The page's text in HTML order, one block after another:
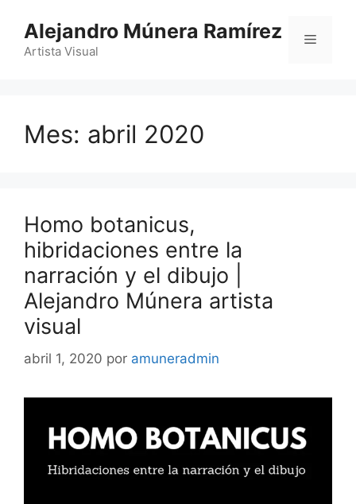
contenido
Alejandro Múnera Ramírez
Artista Visual
Menú
Mes: abril 2020
Homo botanicus,
hibridaciones entre la
narración y el dibujo |
Alejandro Múnera artista
visual
abril 1, 2020 por amuneradmin